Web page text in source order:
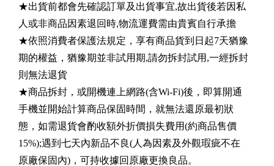
★出貨前都會先確認訂單及出貨事宜,故出貨後若因私
人或非商品因素退回時,物流運費需由貴賓自行承擔
★依照消費者保護法規定，享有商品貨到日起7天猶豫
期的權益，猶豫期並非試用期,請勿拆封試用,一經拆封
則無法退貨
★商品拆封，或開機連上網路(含Wi-Fi)後，即算開通
手機並開始計算商品保固時間，就無法還原最初狀
態，如需退貨會酌收額外折價損失費用(約商品售價
15%);遇到七天內新品不良(人為因素及外觀瑕疵不在
原廠保固內)，可持收據回原廠更換良品。